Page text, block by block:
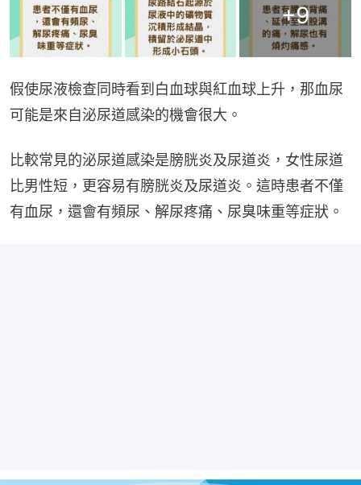
+9
假使尿液檢查同時看到白血球與紅血球上升，那血尿
可能是來自泌尿道感染的機會很大。
比較常見的泌尿道感染是膀胱炎及尿道炎，女性尿道
比男性短，更容易有膀胱炎及尿道炎。這時患者不僅
有血尿，還會有頻尿、解尿疼痛、尿臭味重等症狀。